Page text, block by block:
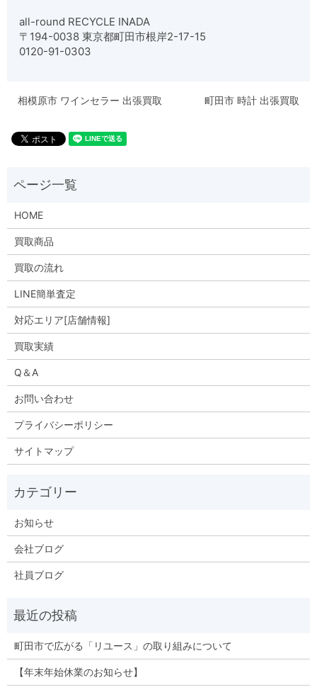
all-round RECYCLE INADA
〒194-0038 東京都町田市根岸2-17-15
0120-91-0303
相模原市 ワインセラー 出張買取 町田市 時計 出張買取
HOME
買取商品
買取の流れ
LINE簡単査定
対応エリア[店舗情報]
買取実績
Q＆A
お問い合わせ
プライバシーポリシー
サイトマップ
お知らせ
会社ブログ
社員ブログ
町田市で広がる「リユース」の取り組みについて
【年末年始休業のお知らせ】